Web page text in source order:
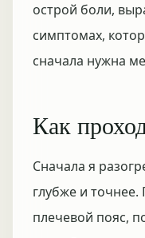
острой боли,
симптомах,
сначала нужна
Как
Сначала я
глубже и
плечевой пояс,